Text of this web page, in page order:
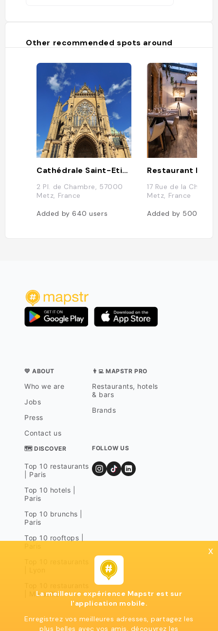
Other recommended spots around
Cathédrale Saint-Etienne de Metz
2 Pl. de Chambre, 57000
Metz, France
Added by640users
Restaurant
17 Rue de la
Metz, France
Added by 500
💛 ABOUT
Who we are
Jobs
Press
Contact us
👨‍💻 MAPSTR PRO
Restaurants, hotels
& bars
Brands
🗺 DISCOVER
Top 10 restaurants
| Paris
Top 10 hotels |
Paris
Top 10 brunchs |
Paris
Top 10 rooftops |
| Marseille
FOLLOW US
x
La meilleure expérience Mapstr est sur
l'application mobile.
Enregistrez vos meilleures adresses, partagez les
plus belles avec vos amis, découvrez les